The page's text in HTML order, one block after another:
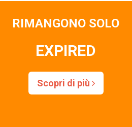
RIMANGONO SOLO
EXPIRED
Scopri di più